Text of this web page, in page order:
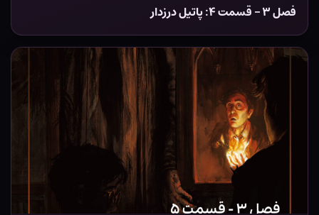
فصل ۳ – قسمت ۴: پاتیل درزدار